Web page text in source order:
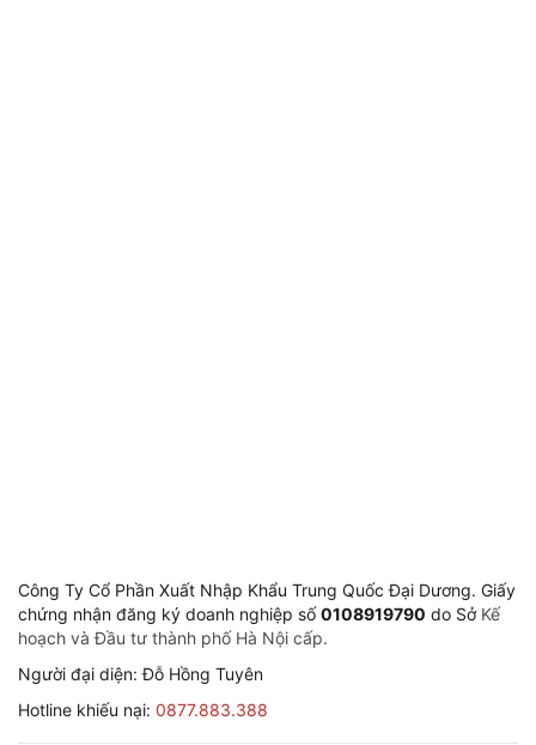
Công Ty Cổ Phần Xuất Nhập Khẩu Trung Quốc Đại Dương. Giấy
chứng nhận đăng ký doanh nghiệp số0108919790 do Sở Kế
hoạch và Đầu tư thành phố Hà Nội cấp.
Người đại diện: Đỗ Hồng Tuyên
Hotline khiếu nại: 0877.883.388